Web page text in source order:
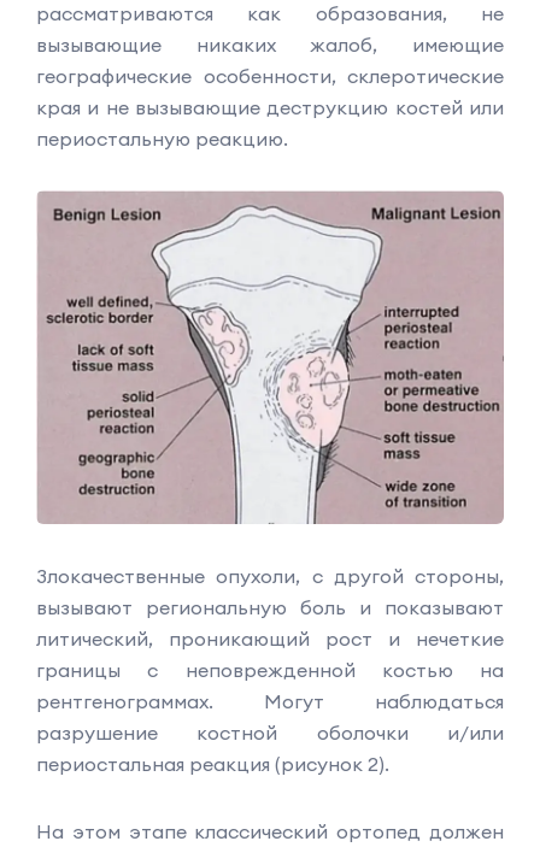
рассматриваются как образования, не
вызывающие никаких жалоб, имеющие
географические особенности, склеротические
края и не вызывающие деструкцию костей или
периостальную реакцию.
Злокачественные опухоли, с другой стороны,
вызывают региональную боль и показывают
литический, проникающий рост и нечеткие
границы с неповрежденной костью на
рентгенограммах. Могут наблюдаться
разрушение костной оболочки и/или
периостальная реакция (рисунок 2).
На этом этапе классический ортопед должен